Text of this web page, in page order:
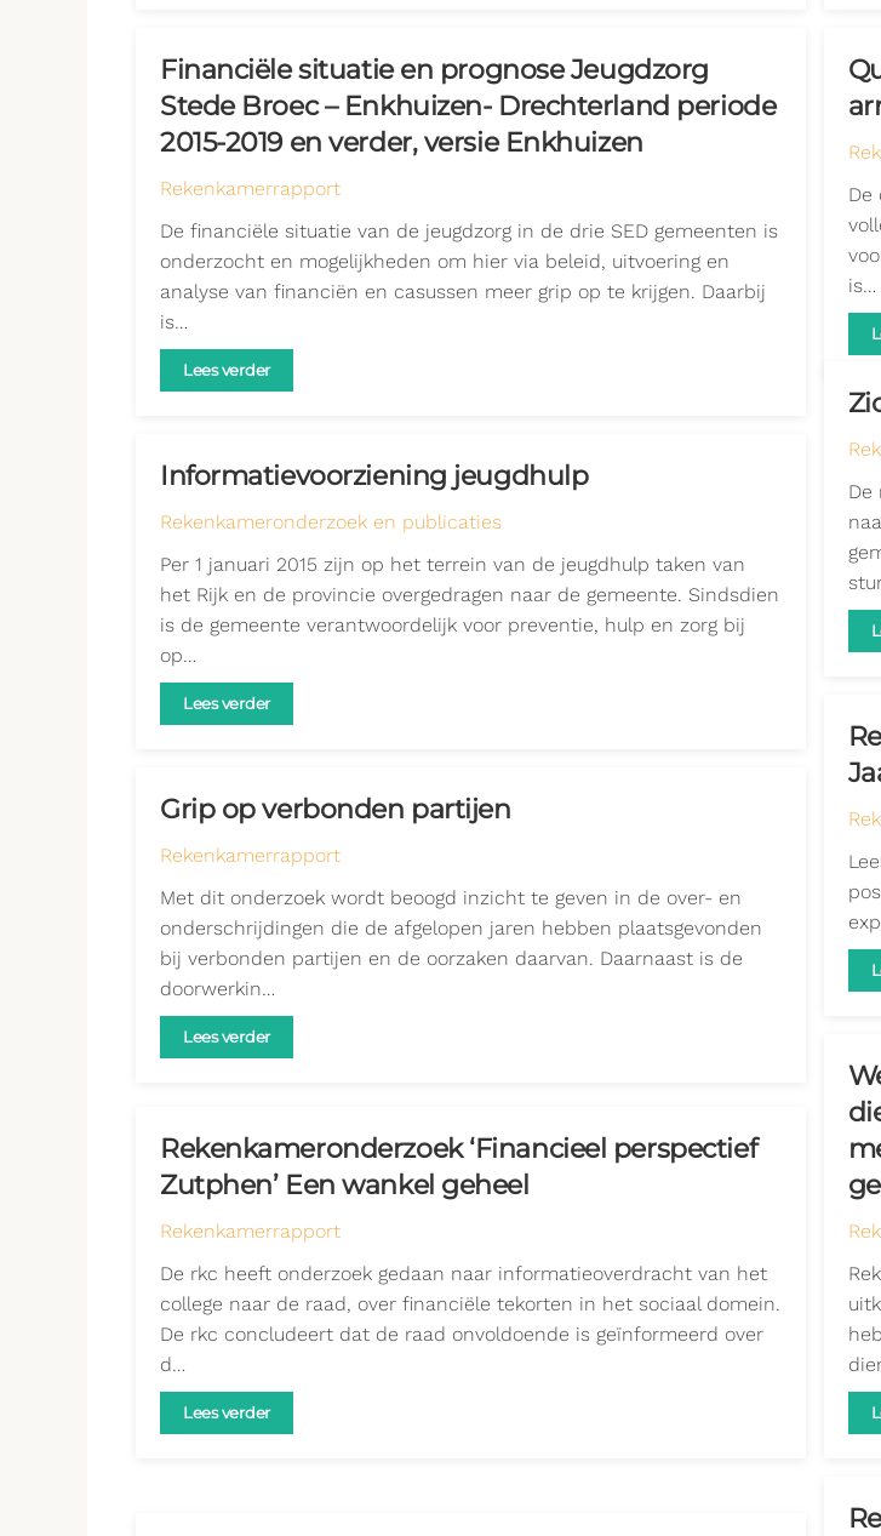
Financiële situatie en prognose Jeugdzorg
Stede Broec – Enkhuizen- Drechterland periode
2015-2019 en verder, versie Enkhuizen
Rekenkamerrapport
De financiële situatie van de jeugdzorg in de drie SED gemeenten is
onderzocht en mogelijkheden om hier via beleid, uitvoering en
analyse van financiën en casussen meer grip op te krijgen. Daarbij
is…
Lees verder
De
is…
Informatievoorziening jeugdhulp
Rekenkameronderzoek en publicaties
Per 1 januari 2015 zijn op het terrein van de jeugdhulp taken van
het Rijk en de provincie overgedragen naar de gemeente. Sindsdien
is de gemeente verantwoordelijk voor preventie, hulp en zorg bij
op…
Lees verder
De
Grip op verbonden partijen
Rekenkamerrapport
Met dit onderzoek wordt beoogd inzicht te geven in de over- en
onderschrijdingen die de afgelopen jaren hebben plaatsgevonden
bij verbonden partijen en de oorzaken daarvan. Daarnaast is de
doorwerkin…
Lees verder
Rekenkameronderzoek ‘Financieel perspectief
Zutphen’ Een wankel geheel
Rekenkamerrapport
De rkc heeft onderzoek gedaan naar informatieoverdracht van het
college naar de raad, over financiële tekorten in het sociaal domein.
De rkc concludeert dat de raad onvoldoende is geïnformeerd over
d…
Lees verder